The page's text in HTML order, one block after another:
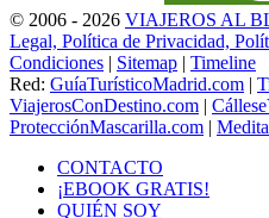
© 2006 - 2026 VIAJEROS AL
Legal, Política de Privacidad,
Condiciones | Sitemap | Timeline
Red: GuíaTurísticoMadrid.com |
ViajerosConDestino.com |
ProtecciónMascarilla.com |
CONTACTO
¡EBOOK GRATIS!
QUIÉN SOY